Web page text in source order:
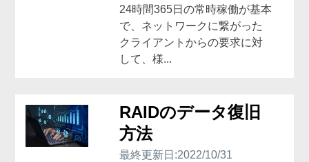
24時間365日の常時稼働が基本
で、ネットワークに繋がった
クライアントからの要求に対
して、様...
RAIDのデータ復旧
方法
最終更新日:2022/10/31